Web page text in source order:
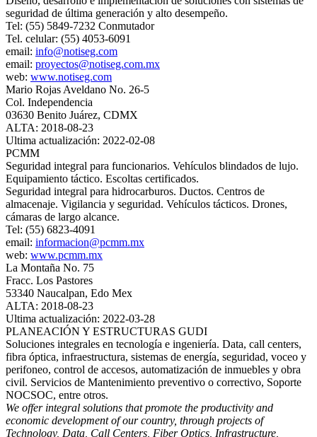
seguridad de última generación y alto desempeño.
Tel: (55) 5849-7232 Conmutador
Tel. celular: (55) 4053-6091
email: info@notiseg.com
email: proyectos@notiseg.com.mx
web: www.notiseg.com
Mario Rojas Aveldano No. 26-5
Col. Independencia
03630 Benito Juárez, CDMX
ALTA: 2018-08-23
Ultima actualización: 2022-02-08
PCMM
Seguridad integral para funcionarios. Vehículos blindados de lujo.
Equipamiento táctico. Escoltas certificados.
Seguridad integral para hidrocarburos. Ductos. Centros de
almacenaje. Vigilancia y seguridad. Vehículos tácticos. Drones,
cámaras de largo alcance.
Tel: (55) 6823-4091
email: informacion@pcmm.mx
web: www.pcmm.mx
La Montaña No. 75
Fracc. Los Pastores
53340 Naucalpan, Edo Mex
ALTA: 2018-08-23
Ultima actualización: 2022-03-28
PLANEACIÓN Y ESTRUCTURAS GUDI
Soluciones integrales en tecnología e ingeniería. Data, call centers,
fibra óptica, infraestructura, sistemas de energía, seguridad, voceo y
perifoneo, control de accesos, automatización de inmuebles y obra
civil. Servicios de Mantenimiento preventivo o correctivo, Soporte
NOCSOC, entre otros.
We offer integral solutions that promote the productivity and
economic development of our country, through projects of
Technology, Data, Call Centers, Fiber Optics, Infrastructure,